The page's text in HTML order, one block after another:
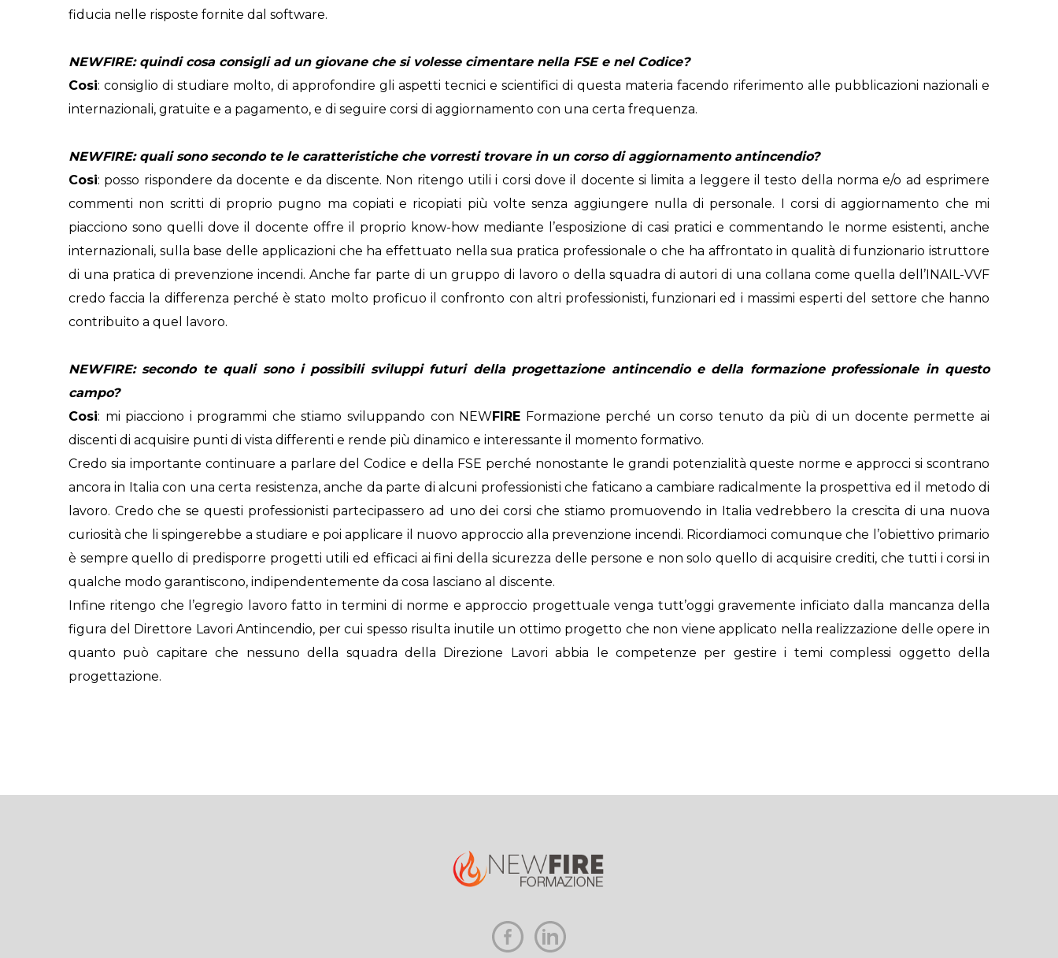
fiducia nelle risposte fornite dal software.
NEWFIRE: quindi cosa consigli ad un giovane che si volesse cimentare nella FSE e nel Codice?
Cosi: consiglio di studiare molto, di approfondire gli aspetti tecnici e scientifici di questa materia facendo riferimento alle pubblicazioni nazionali e
internazionali, gratuite e a pagamento, e di seguire corsi di aggiornamento con una certa frequenza.
NEWFIRE: quali sono secondo te le caratteristiche che vorresti trovare in un corso di aggiornamento antincendio?
Cosi: posso rispondere da docente e da discente. Non ritengo utili i corsi dove il docente si limita a leggere il testo della norma e/o ad esprimere
commenti non scritti di proprio pugno ma copiati e ricopiati più volte senza aggiungere nulla di personale. I corsi di aggiornamento che mi
piacciono sono quelli dove il docente offre il proprio know-how mediante l’esposizione di casi pratici e commentando le norme esistenti, anche
internazionali, sulla base delle applicazioni che ha effettuato nella sua pratica professionale o che ha affrontato in qualità di funzionario istruttore
di una pratica di prevenzione incendi. Anche far parte di un gruppo di lavoro o della squadra di autori di una collana come quella dell’INAIL-VVF
credo faccia la differenza perché è stato molto proficuo il confronto con altri professionisti, funzionari ed i massimi esperti del settore che hanno
contribuito a quel lavoro.
NEWFIRE: secondo te quali sono i possibili sviluppi futuri della progettazione antincendio e della formazione professionale in questo
campo?
Cosi: mi piacciono i programmi che stiamo sviluppando con NEW FIRE Formazione perché un corso tenuto da più di un docente permette ai
discenti di acquisire punti di vista differenti e rende più dinamico e interessante il momento formativo.
Credo sia importante continuare a parlare del Codice e della FSE perché nonostante le grandi potenzialità queste norme e approcci si scontrano
ancora in Italia con una certa resistenza, anche da parte di alcuni professionisti che faticano a cambiare radicalmente la prospettiva ed il metodo di
lavoro. Credo che se questi professionisti partecipassero ad uno dei corsi che stiamo promuovendo in Italia vedrebbero la crescita di una nuova
curiosità che li spingerebbe a studiare e poi applicare il nuovo approccio alla prevenzione incendi. Ricordiamoci comunque che l’obiettivo primario
è sempre quello di predisporre progetti utili ed efficaci ai fini della sicurezza delle persone e non solo quello di acquisire crediti, che tutti i corsi in
qualche modo garantiscono, indipendentemente da cosa lasciano al discente.
Infine ritengo che l’egregio lavoro fatto in termini di norme e approccio progettuale venga tutt’oggi gravemente inficiato dalla mancanza della
figura del Direttore Lavori Antincendio, per cui spesso risulta inutile un ottimo progetto che non viene applicato nella realizzazione delle opere in
quanto può capitare che nessuno della squadra della Direzione Lavori abbia le competenze per gestire i temi complessi oggetto della
progettazione.